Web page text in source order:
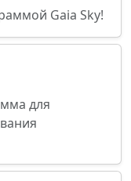
Gaia Sky!
для